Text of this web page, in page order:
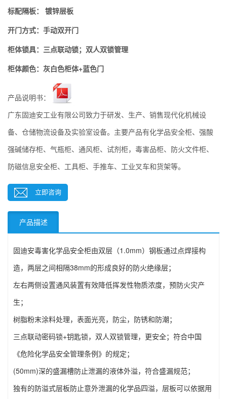
标配隔板：
镀锌层板
开门方式： 手动双开门
柜体锁具： 三点联动锁；双人双锁管理
柜体颜色：灰白色柜体+蓝色门
产品说明书：
广东固迪安工业有限公司致力于研发、生产、销售现代化机械设
备、仓储物流设备及实验室设备。主要产品有化学品安全柜、强酸
强碱储存柜、气瓶柜、通风柜、试剂柜，毒害品柜、防火文件柜、
防磁信息安全柜、工具柜、手推车、工业叉车和货架等。
立即咨询
产品描述
固迪安毒害化学品安全柜由双层（1.0mm）钢板通过点焊接构
造，两层之间相隔38mm的形成良好的防火绝缘层；
左右两侧设置通风装置有效降低挥发性物质浓度，预防火灾产
生；
树脂粉末涂料处理，表面光亮，防尘，防锈和防潮；
三点联动密码锁+钥匙锁，双人双锁管理，更安全；符合中国
《危险化学品安全管理条例》的规定；
(50mm)深的盛漏槽防止泄漏的液体外溢，符合盛漏规范；
独有的防溢式层板防止意外泄漏的化学品四溢，层板可以依据用